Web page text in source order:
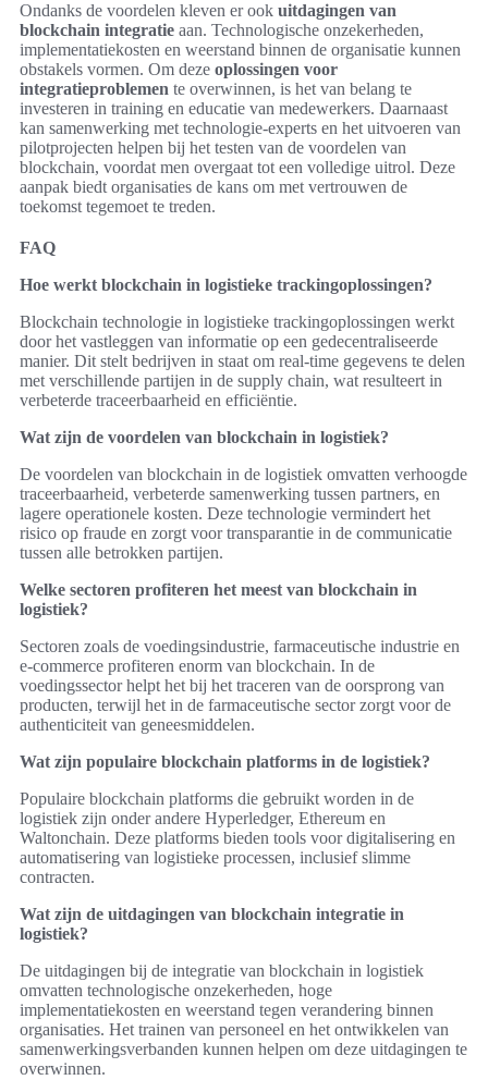
Ondanks de voordelen kleven er ook uitdagingen van
blockchain integratie aan. Technologische onzekerheden,
implementatiekosten en weerstand binnen de organisatie kunnen
obstakels vormen. Om deze oplossingen voor
integratieproblemen te overwinnen, is het van belang te
investeren in training en educatie van medewerkers. Daarnaast
kan samenwerking met technologie-experts en het uitvoeren van
pilotprojecten helpen bij het testen van de voordelen van
blockchain, voordat men overgaat tot een volledige uitrol. Deze
aanpak biedt organisaties de kans om met vertrouwen de
toekomst tegemoet te treden.
FAQ
Hoe werkt blockchain in logistieke trackingoplossingen?
Blockchain technologie in logistieke trackingoplossingen werkt
door het vastleggen van informatie op een gedecentraliseerde
manier. Dit stelt bedrijven in staat om real-time gegevens te delen
met verschillende partijen in de supply chain, wat resulteert in
verbeterde traceerbaarheid en efficiëntie.
Wat zijn de voordelen van blockchain in logistiek?
De voordelen van blockchain in de logistiek omvatten verhoogde
traceerbaarheid, verbeterde samenwerking tussen partners, en
lagere operationele kosten. Deze technologie vermindert het
risico op fraude en zorgt voor transparantie in de communicatie
tussen alle betrokken partijen.
Welke sectoren profiteren het meest van blockchain in
logistiek?
Sectoren zoals de voedingsindustrie, farmaceutische industrie en
e-commerce profiteren enorm van blockchain. In de
voedingssector helpt het bij het traceren van de oorsprong van
producten, terwijl het in de farmaceutische sector zorgt voor de
authenticiteit van geneesmiddelen.
Wat zijn populaire blockchain platforms in de logistiek?
Populaire blockchain platforms die gebruikt worden in de
logistiek zijn onder andere Hyperledger, Ethereum en
Waltonchain. Deze platforms bieden tools voor digitalisering en
automatisering van logistieke processen, inclusief slimme
contracten.
Wat zijn de uitdagingen van blockchain integratie in
logistiek?
De uitdagingen bij de integratie van blockchain in logistiek
omvatten technologische onzekerheden, hoge
implementatiekosten en weerstand tegen verandering binnen
organisaties. Het trainen van personeel en het ontwikkelen van
samenwerkingsverbanden kunnen helpen om deze uitdagingen te
overwinnen.